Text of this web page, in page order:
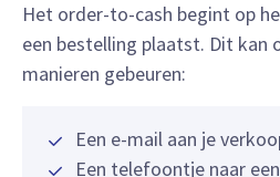
Het order-to-cash begint op
een bestelling plaatst. Dit kan
manieren gebeuren:
Een e-mail aan je
Een telefoontje naar